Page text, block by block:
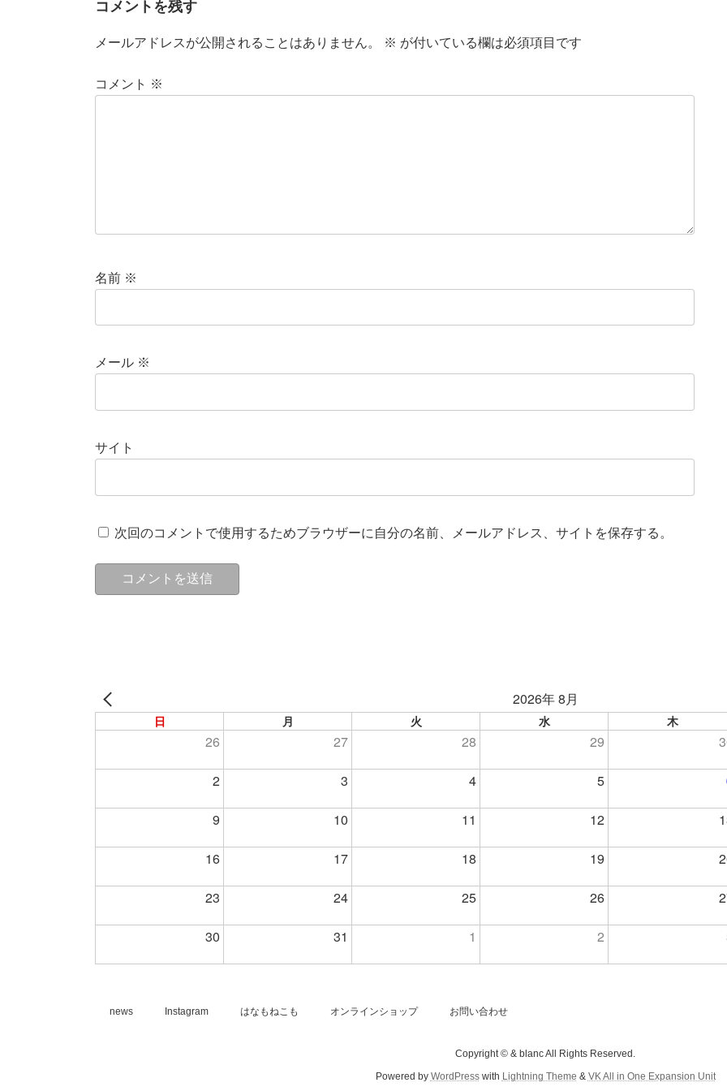
o
o
o
n
コメントを残す
メールアドレスが公開されることはありません。 ※ が付いている欄は必須項目です
コメント ※
名前 ※
メール ※
サイト
次回のコメントで使用するためブラウザーに自分の名前、メールアドレス、サイトを保存する。
2026年 8月
日 月 火 水 木
26 27 28 29
2 3 4 5
9 10 11 12
16 17 18 19
23 24 25 26
30 31 1 2
news Instagram はなもねこも オンラインショップ お問い合わせ
Copyright © & blanc All Rights Reserved.
Powered by WordPresswith Lightning Theme & VK All in One Expansion Unit